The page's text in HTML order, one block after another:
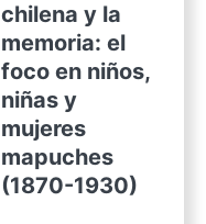
chilena y la
memoria: el
foco en niños,
niñas y
mujeres
mapuches
(1870-1930)